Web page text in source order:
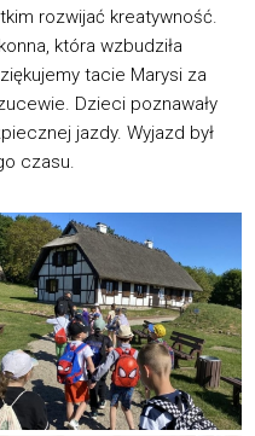
rozwijać kreatywność.
która wzbudziła
tacie Marysi za
Dzieci poznawały
jazdy. Wyjazd był
czasu.